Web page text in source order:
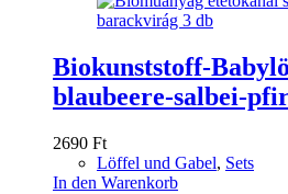
Biokunststoff-
blaubeere-salbei-
2690 Ft
Löffel und Gabel, Sets
In den Warenkorb